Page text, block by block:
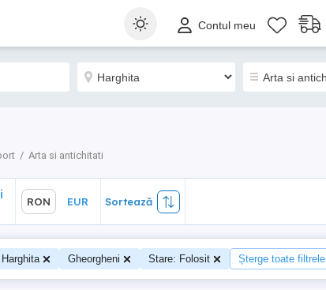
Contul meu
Arta si antichitati
Sortează
RON EUR Sortează
Harghita Gheorgheni Stare: Folosit Șterge toate filtrele